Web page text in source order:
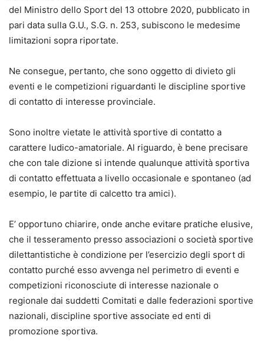
del Ministro dello Sport del 13 ottobre 2020, pubblicato in
pari data sulla G.U., S.G. n. 253, subiscono le medesime
limitazioni sopra riportate.
Ne consegue, pertanto, che sono oggetto di divieto gli
eventi e le competizioni riguardanti le discipline sportive
di contatto di interesse provinciale.
Sono inoltre vietate le attività sportive di contatto a
carattere ludico-amatoriale. Al riguardo, è bene precisare
che con tale dizione si intende qualunque attività sportiva
di contatto effettuata a livello occasionale e spontaneo (ad
esempio, le partite di calcetto tra amici).
E’ opportuno chiarire, onde anche evitare pratiche elusive,
che il tesseramento presso associazioni o società sportive
dilettantistiche è condizione per l’esercizio degli sport di
contatto purché esso avvenga nel perimetro di eventi e
competizioni riconosciute di interesse nazionale o
regionale dai suddetti Comitati e dalle federazioni sportive
nazionali, discipline sportive associate ed enti di
promozione sportiva.